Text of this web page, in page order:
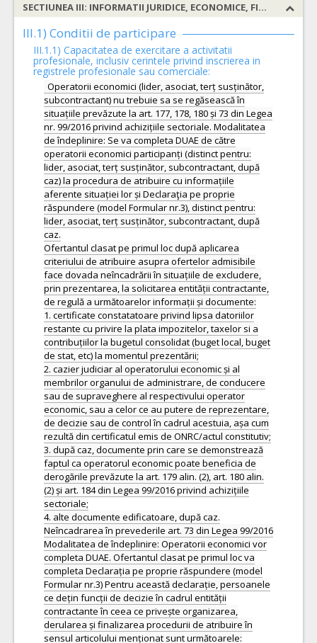
SECTIUNEA III: INFORMATII JURIDICE, ECONOMICE, FINANCIARE SI TEHNICE
III.1) Conditii de participare
III.1.1) Capacitatea de exercitare a activitatii
profesionale, inclusiv cerintele privind inscrierea in
registrele profesionale sau comerciale:
Operatorii economici (lider, asociat, terț susținător,
subcontractant) nu trebuie sa se regăsească în
situațiile prevăzute la art. 177, 178, 180 și 73 din Legea
nr. 99/2016 privind achizițiile sectoriale. Modalitatea
de îndeplinire: Se va completa DUAE de către
operatorii economici participanți (distinct pentru:
lider, asociat, terț susținător, subcontractant, după
caz) la procedura de atribuire cu informațiile
aferente situației lor și Declaraţia pe proprie
răspundere (model Formular nr.3), distinct pentru:
lider, asociat, terț susținător, subcontractant, după
caz.
Ofertantul clasat pe primul loc după aplicarea
criteriului de atribuire asupra ofertelor admisibile
face dovada neîncadrării în situațiile de excludere,
prin prezentarea, la solicitarea entității contractante,
de regulă a următoarelor informații și documente:
1. certificate constatatoare privind lipsa datoriilor
restante cu privire la plata impozitelor, taxelor si a
contribuțiilor la bugetul consolidat (buget local, buget
de stat, etc) la momentul prezentării;
2. cazier judiciar al operatorului economic și al
membrilor organului de administrare, de conducere
sau de supraveghere al respectivului operator
economic, sau a celor ce au putere de reprezentare,
de decizie sau de control în cadrul acestuia, așa cum
rezultă din certificatul emis de ONRC/actul constitutiv;
3. după caz, documente prin care se demonstrează
faptul ca operatorul economic poate beneficia de
derogările prevăzute la art. 179 alin. (2), art. 180 alin.
(2) și art. 184 din Legea 99/2016 privind achizițiile
sectoriale;
4. alte documente edificatoare, după caz.
Neîncadrarea în prevederile art. 73 din Legea 99/2016
Modalitatea de îndeplinire: Operatorii economici vor
completa DUAE. Ofertantul clasat pe primul loc va
completa Declarația pe proprie răspundere (model
Formular nr.3) Pentru această declarație, persoanele
ce dețin funcții de decizie în cadrul entității
contractante în ceea ce privește organizarea,
derularea și finalizarea procedurii de atribuire în
sensul articolului menționat sunt următoarele: